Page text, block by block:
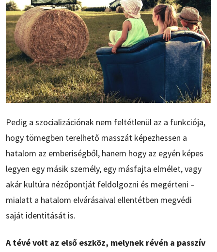
Pedig a szocializációnak nem feltétlenül az a funkciója,
hogy tömegben terelhető masszát képezhessen a
hatalom az emberiségből, hanem hogy az egyén képes
legyen egy másik személy, egy másfajta elmélet, vagy
akár kultúra nézőpontját feldolgozni és megérteni –
mialatt a hatalom elvárásaival ellentétben megvédi
saját identitását is.
A tévé volt az első eszköz, melynek révén a passzív